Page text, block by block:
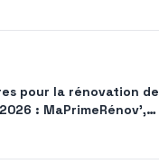
pour la rénovation de
: MaPrimeRénov',